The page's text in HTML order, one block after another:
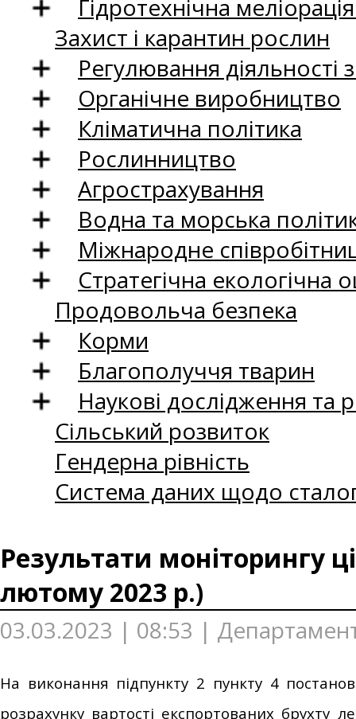
Гідротехнічна
Захист і карантин рослин
Регулювання
Органічне виробництво
Кліматична політика
Рослинництво
Агрострахування
Водна та морська
Міжнародне
Стратегічна екологічна
Продовольча безпека
Корми
Благополуччя тварин
Наукові дослідження та
Сільський розвиток
Гендерна рівність
Система даних щодо
Результати моніторингу
лютому 2023 р.)
03.03.2023 | 08:53 |
На виконання підпункту 2 пункту 4
розрахунку вартості експортованих брухту